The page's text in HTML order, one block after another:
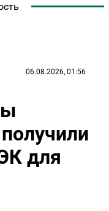
06.08.2026, 01:56
для